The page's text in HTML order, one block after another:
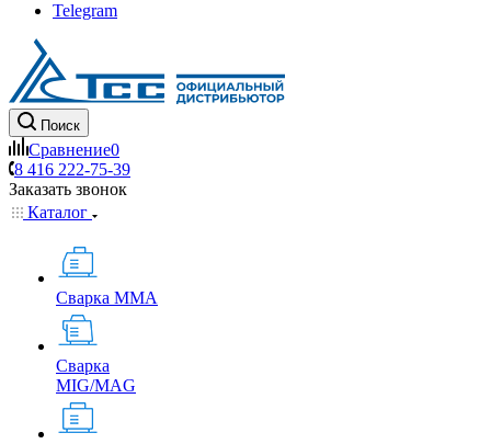
Telegram
Поиск
Сравнение0
8 416 222-75-39
Заказать звонок
Каталог
Сварка MMA
Сварка
MIG/MAG